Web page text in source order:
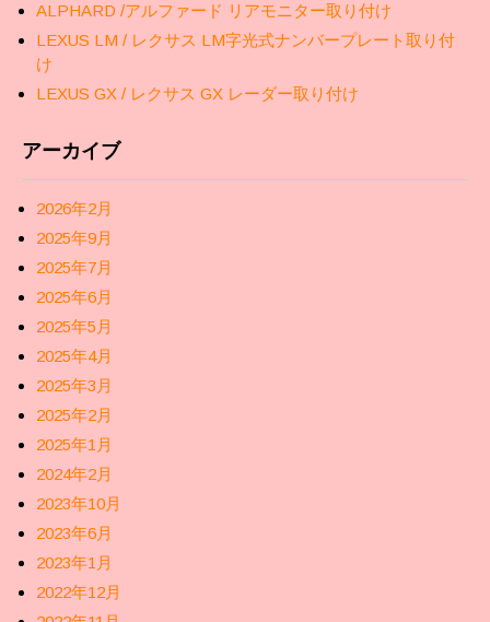
ALPHARD /アルファード リアモニター取り付け
LEXUS LM / レクサス LM字光式ナンバープレート取り付
け
LEXUS GX / レクサス GX レーダー取り付け
アーカイブ
2026年2月
2025年9月
2025年7月
2025年6月
2025年5月
2025年4月
2025年3月
2025年2月
2025年1月
2024年2月
2023年10月
2023年6月
2023年1月
2022年12月